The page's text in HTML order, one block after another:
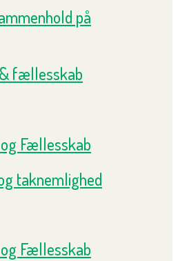
på
fællesskab
Fællesskab
taknemlighed
Fællesskab